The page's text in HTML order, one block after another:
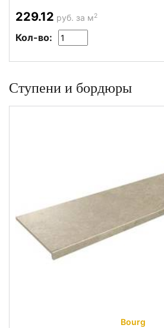
229.12 руб. за м2
Кол-во:
Ступени и бордюры
Bourg